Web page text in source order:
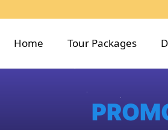
Home Tour Packages